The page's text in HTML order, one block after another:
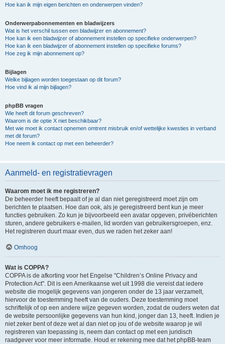
Hoe kan ik mijn eigen berichten en onderwerpen vinden?
Onderwerpabonnementen en bladwijzers
Wat is het verschil tussen een bladwijzer en abonnement?
Hoe kan ik een bladwijzer of abonnement instellen op specifieke onderwerpen?
Hoe kan ik een bladwijzer of abonnement instellen op specifieke forums?
Hoe zeg ik mijn abonnement op?
Bijlagen
Welke bijlagen worden toegestaan op dit forum?
Hoe vind ik al mijn bijlagen?
phpBB vragen
Wie heeft dit forum geschreven?
Waarom is de optie X niet beschikbaar?
Met wie moet ik contact opnemen omtrent misbruik en/of wettelijke kwesties in verband
met dit forum?
Hoe neem ik contact op met een beheerder?
Aanmeld- en registratievragen
Waarom moet ik me registreren?
De beheerder heeft bepaalt of je al dan niet geregistreerd moet zijn om
berichten te plaatsen. Hoe dan ook, als je geregistreerd bent kun je meer
functies gebruiken. Zo kun je bijvoorbeeld een avatar opgeven, privéberichten
sturen, andere gebruikers e-mailen, lid worden van gebruikersgroepen, enz.
Het registreren duurt maar even, dus we raden het zeker aan!
Omhoog
Wat is COPPA?
COPPA is de afkorting voor het Engelse "Children’s Online Privacy and
Protection Act". Dit is een Amerikaanse wet uit 1998 die vereist dat iedere
website die mogelijk gegevens van jongeren onder de 13 jaar verzamelt,
hiervoor de toestemming heeft van de ouders. Deze toestemming moet
schriftelijk of op een andere wijze gegeven worden, zodat de ouders weten dat
de website persoonlijke gegevens van hun kind, jonger dan 13, heeft. Indien je
niet zeker bent of deze wet al dan niet op jou of de website waarop je wil
registreren van toepassing is, neem dan contact op met een juridisch
raadgever voor meer informatie. Houd er rekening mee dat het phpBB-team